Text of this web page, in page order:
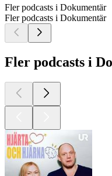
Fler podcasts i Dokumentär
Fler podcasts i Dokumentär
Fler podcasts i